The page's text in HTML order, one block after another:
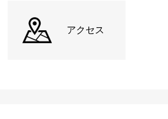
アクセス